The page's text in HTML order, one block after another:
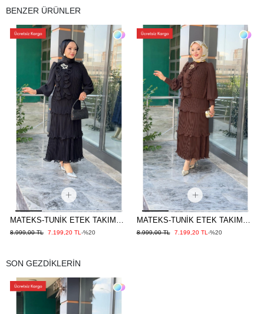
BENZER ÜRÜNLER
MATEKS-TUNİK ETEK TAKIM
SİYAH
8.999,00 TL 7.199,20 TL -%20
MATEKS-TUNİK ETEK TAKIM
KAHVE
8.999,00 TL 7.199,20 TL -%20
SON GEZDİKLERİN